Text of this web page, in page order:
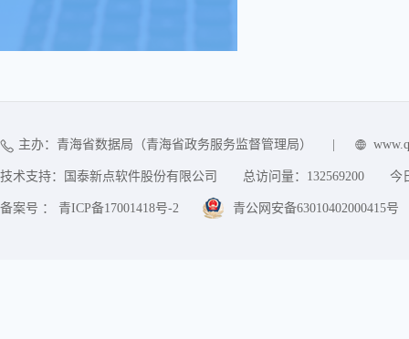
主办：青海省数据局（青海省政务服务监督管理局）
技术支持：国泰新点软件股份有限公司 总访问量： 132569200 今
备案号 ： 青ICP备17001418号-2 青公网安备63010402000415号